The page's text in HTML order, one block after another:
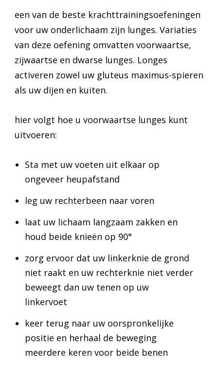
een van de beste krachttrainingsoefeningen
voor uw onderlichaam zijn lunges. Variaties
van deze oefening omvatten voorwaartse,
zijwaartse en dwarse lunges. Longes
activeren zowel uw gluteus maximus-spieren
als uw dijen en kuiten.
hier volgt hoe u voorwaartse lunges kunt
uitvoeren:
Sta met uw voeten uit elkaar op
ongeveer heupafstand
leg uw rechterbeen naar voren
laat uw lichaam langzaam zakken en
houd beide knieën op 90°
zorg ervoor dat uw linkerknie de grond
niet raakt en uw rechterknie niet verder
beweegt dan uw tenen op uw
linkervoet
keer terug naar uw oorspronkelijke
positie en herhaal de beweging
meerdere keren voor beide benen